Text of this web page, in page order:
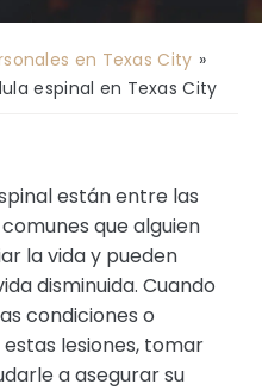
en Texas City »
espinal en Texas City
están entre las
que alguien
la vida y pueden
disminuida. Cuando
condiciones o
lesiones, tomar
a asegurar su